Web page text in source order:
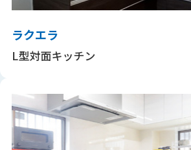
ラクエラ
L型対面キッチン